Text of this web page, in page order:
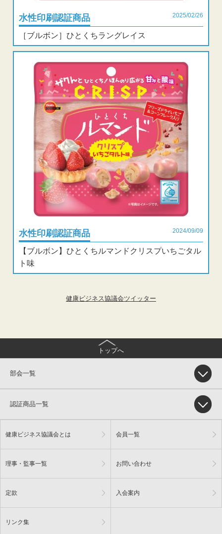
水性印刷認証商品 2025/02/26
［ブルボン］ひとくちラングレイス
水性印刷認証商品 2024/09/09
【ブルボン】ひとくちルマンドクリスプいちごタル
ト味
健康ビジネス協議会ツイッター
トップへ
部会一覧
認証商品一覧
健康ビジネス協議会とは 会員一覧
理事・監事一覧 お問い合わせ
定款 入会案内
リンク集